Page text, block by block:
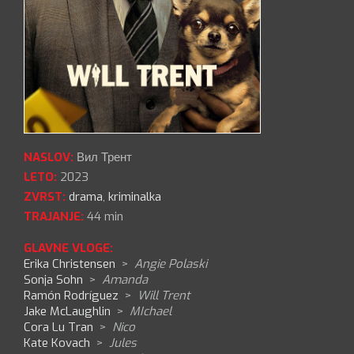
NASLOV: Вил Трент
LETO: 2023
ZVRST: drama, kriminalka
TRAJANJE: 44 min
GLAVNE VLOGE:
Erika Christensen > Angie Polaski
Sonja Sohn > Amanda
Ramón Rodríguez > Will Trent
Jake McLaughlin > MIchael
Cora Lu Tran > Nico
Kate Kovach > Jules